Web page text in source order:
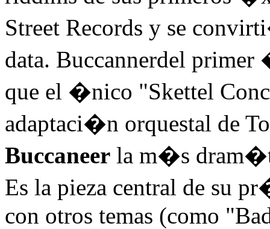
Street Records y se
data. Buccannerdel
que el �nico "Skettel
adaptaci�n orquestal de
Buccaneer la m�s
Es la pieza central de su
con otros temas (como